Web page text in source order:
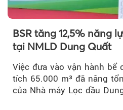
BSR tăng 12,5% năng
tại NMLD Dung Quất
Việc đưa vào vận hành bể
tích 65.000 m³ đã nâng
của Nhà máy Lọc dầu